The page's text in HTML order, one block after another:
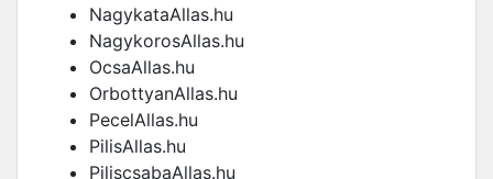
NagykataAllas.hu
NagykorosAllas.hu
OcsaAllas.hu
OrbottyanAllas.hu
PecelAllas.hu
PilisAllas.hu
PiliscsabaAllas.hu